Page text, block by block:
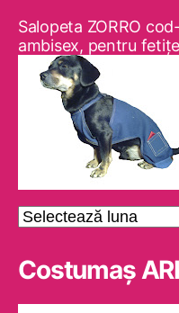
Salopeta ZORRO
ambisex, pentru
Arhive
Costumaş